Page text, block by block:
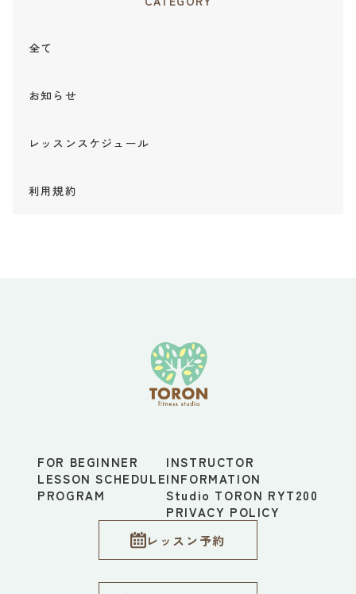
全て
お知らせ
レッスンスケジュール
利用規約
FOR BEGINNER
LESSON SCHEDULE
PROGRAM
INSTRUCTOR
INFORMATION
Studio TORON RYT200
PRIVACY POLICY
レッスン予約